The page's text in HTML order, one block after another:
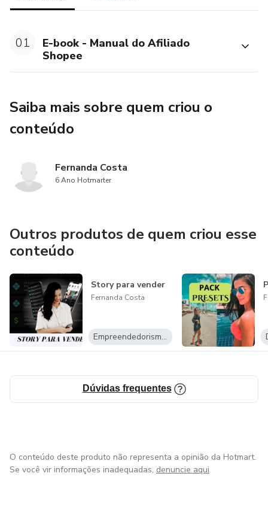
-Montar sua coleção
-Estratégias de vendas orgânicas para o Facebook e
E mais bônus especiais no grupo do TELEGRAM.
01
E-book - Manual do Afiliado
Shopee
Saiba mais sobre quem criou o
conteúdo
Fernanda Costa
6 Ano Hotmarter
Outros produtos de quem criou esse
conteúdo
Story para vender
Fernanda Costa
Empreendedorismo Digital
Dúvidas frequentes
O conteúdo deste produto não representa a opinião da Hotmart.
Se você vir informações inadequadas, denuncie aqui